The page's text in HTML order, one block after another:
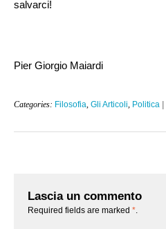
salvarci!
Pier Giorgio Maiardi
Categories: Filosofia Gli Articoli Politica |
Lascia un commento
Required fields are marked *